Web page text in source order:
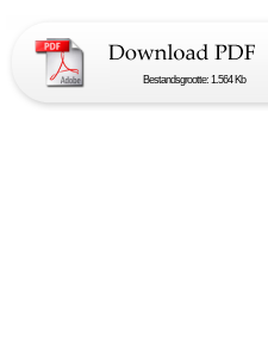
Bestandsgrootte: 1.564 Kb